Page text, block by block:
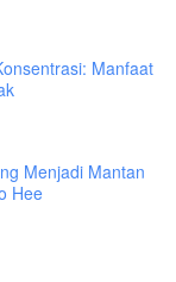
Manfaat
Menjadi Mantan
Hee